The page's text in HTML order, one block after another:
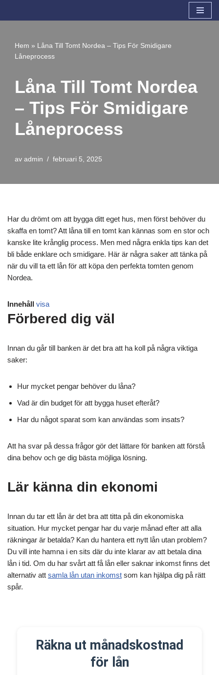
innehåll
Hem » Låna Till Tomt Nordea – Tips För Smidigare
Låneprocess
Låna Till Tomt Nordea
– Tips För Smidigare
Låneprocess
av admin februari 5, 2025
Har du drömt om att bygga ditt eget hus, men först behöver du
skaffa en tomt? Att låna till en tomt kan kännas som en stor och
kanske lite krånglig process. Men med några enkla tips kan det
bli både enklare och smidigare. Här är några saker att tänka på
när du vill ta ett lån för att köpa den perfekta tomten genom
Nordea.
Innehåll visa
Förbered dig väl
Innan du går till banken är det bra att ha koll på några viktiga
saker:
Hur mycket pengar behöver du låna?
Vad är din budget för att bygga huset efteråt?
Har du något sparat som kan användas som insats?
Att ha svar på dessa frågor gör det lättare för banken att förstå
dina behov och ge dig bästa möjliga lösning.
Lär känna din ekonomi
Innan du tar ett lån är det bra att titta på din ekonomiska
situation. Hur mycket pengar har du varje månad efter att alla
räkningar är betalda? Kan du hantera ett nytt lån utan problem?
Du vill inte hamna i en sits där du inte klarar av att betala dina
lån i tid. Om du har svårt att få lån eller saknar inkomst finns det
alternativ att samla lån utan inkomst som kan hjälpa dig på rätt
spår.
Räkna ut månadskostnad
för lån